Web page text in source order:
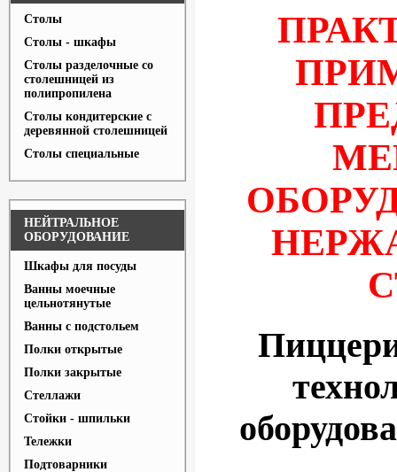
Столы
Столы - шкафы
Столы разделочные со
столешницей из
полипропилена
Столы кондитерские с
деревянной столешницей
Столы специальные
НЕЙТРАЛЬНОЕ
ОБОРУДОВАНИЕ
Шкафы для посуды
Ванны моечные
цельнотянутые
Ванны с подстольем
Полки открытые
Полки закрытые
Стеллажи
Стойки - шпильки
Тележки
Подтоварники